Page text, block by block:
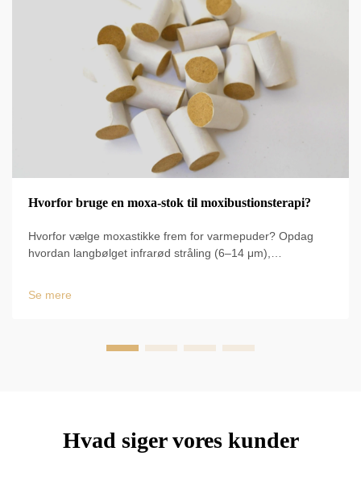
Hvorfor bruge en moxa-stok til moxibustionsterapi?
Hvorfor vælge moxastikke frem for varmepuder? Opdag
hvordan langbølget infrarød stråling (6–14 μm),
Se mere
Hvad siger vores kunder